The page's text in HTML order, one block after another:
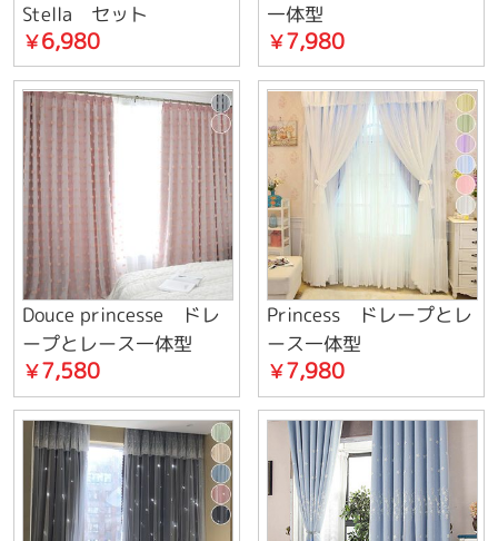
Stella セット
￥6,980
一体型
￥7,980
Douce princesse ドレ
ープとレース一体型
￥7,580
Princess ドレープとレ
ース一体型
￥7,980